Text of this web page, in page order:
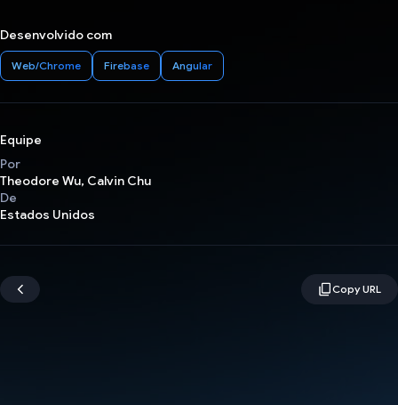
Desenvolvido com
Web/Chrome Firebase Angular
Equipe
Por
Theodore Wu, Calvin Chu
De
Estados Unidos